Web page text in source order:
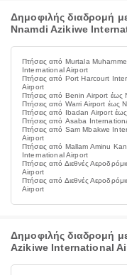
Δημοφιλής διαδρομή
Nnamdi Azikiwe
Πτήσεις από Murtala
International Airport
Πτήσεις από Port Harcourt
Airport
Πτήσεις από Benin Airport
Πτήσεις από Warri Airport έως
Πτήσεις από Ibadan Airport
Πτήσεις από Asaba
Πτήσεις από Sam Mbakwe
Airport
Πτήσεις από Mallam Aminu
International Airport
Πτήσεις από Διεθνές
Airport
Πτήσεις από Διεθνές
Airport
Δημοφιλής διαδρομή
Azikiwe International